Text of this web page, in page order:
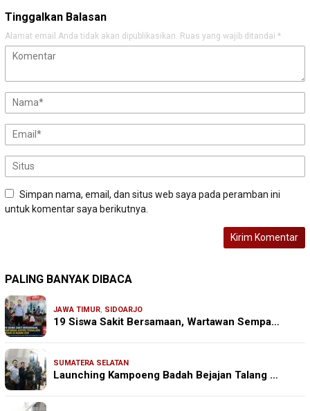
Tinggalkan Balasan
Alamat email Anda tidak akan dipublikasikan. Ruas yang wajib ditandai *
Simpan nama, email, dan situs web saya pada peramban ini
untuk komentar saya berikutnya.
PALING BANYAK DIBACA
JAWA TIMUR, SIDOARJO
19 Siswa Sakit Bersamaan, Wartawan Sempa…
SUMATERA SELATAN
Launching Kampoeng Badah Bejajan Talang …